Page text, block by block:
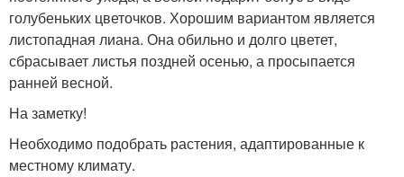
голубеньких цветочков. Хорошим вариантом является
листопадная лиана. Она обильно и долго цветет,
сбрасывает листья поздней осенью, а просыпается
ранней весной.
На заметку!
Необходимо подобрать растения, адаптированные к
местному климату.